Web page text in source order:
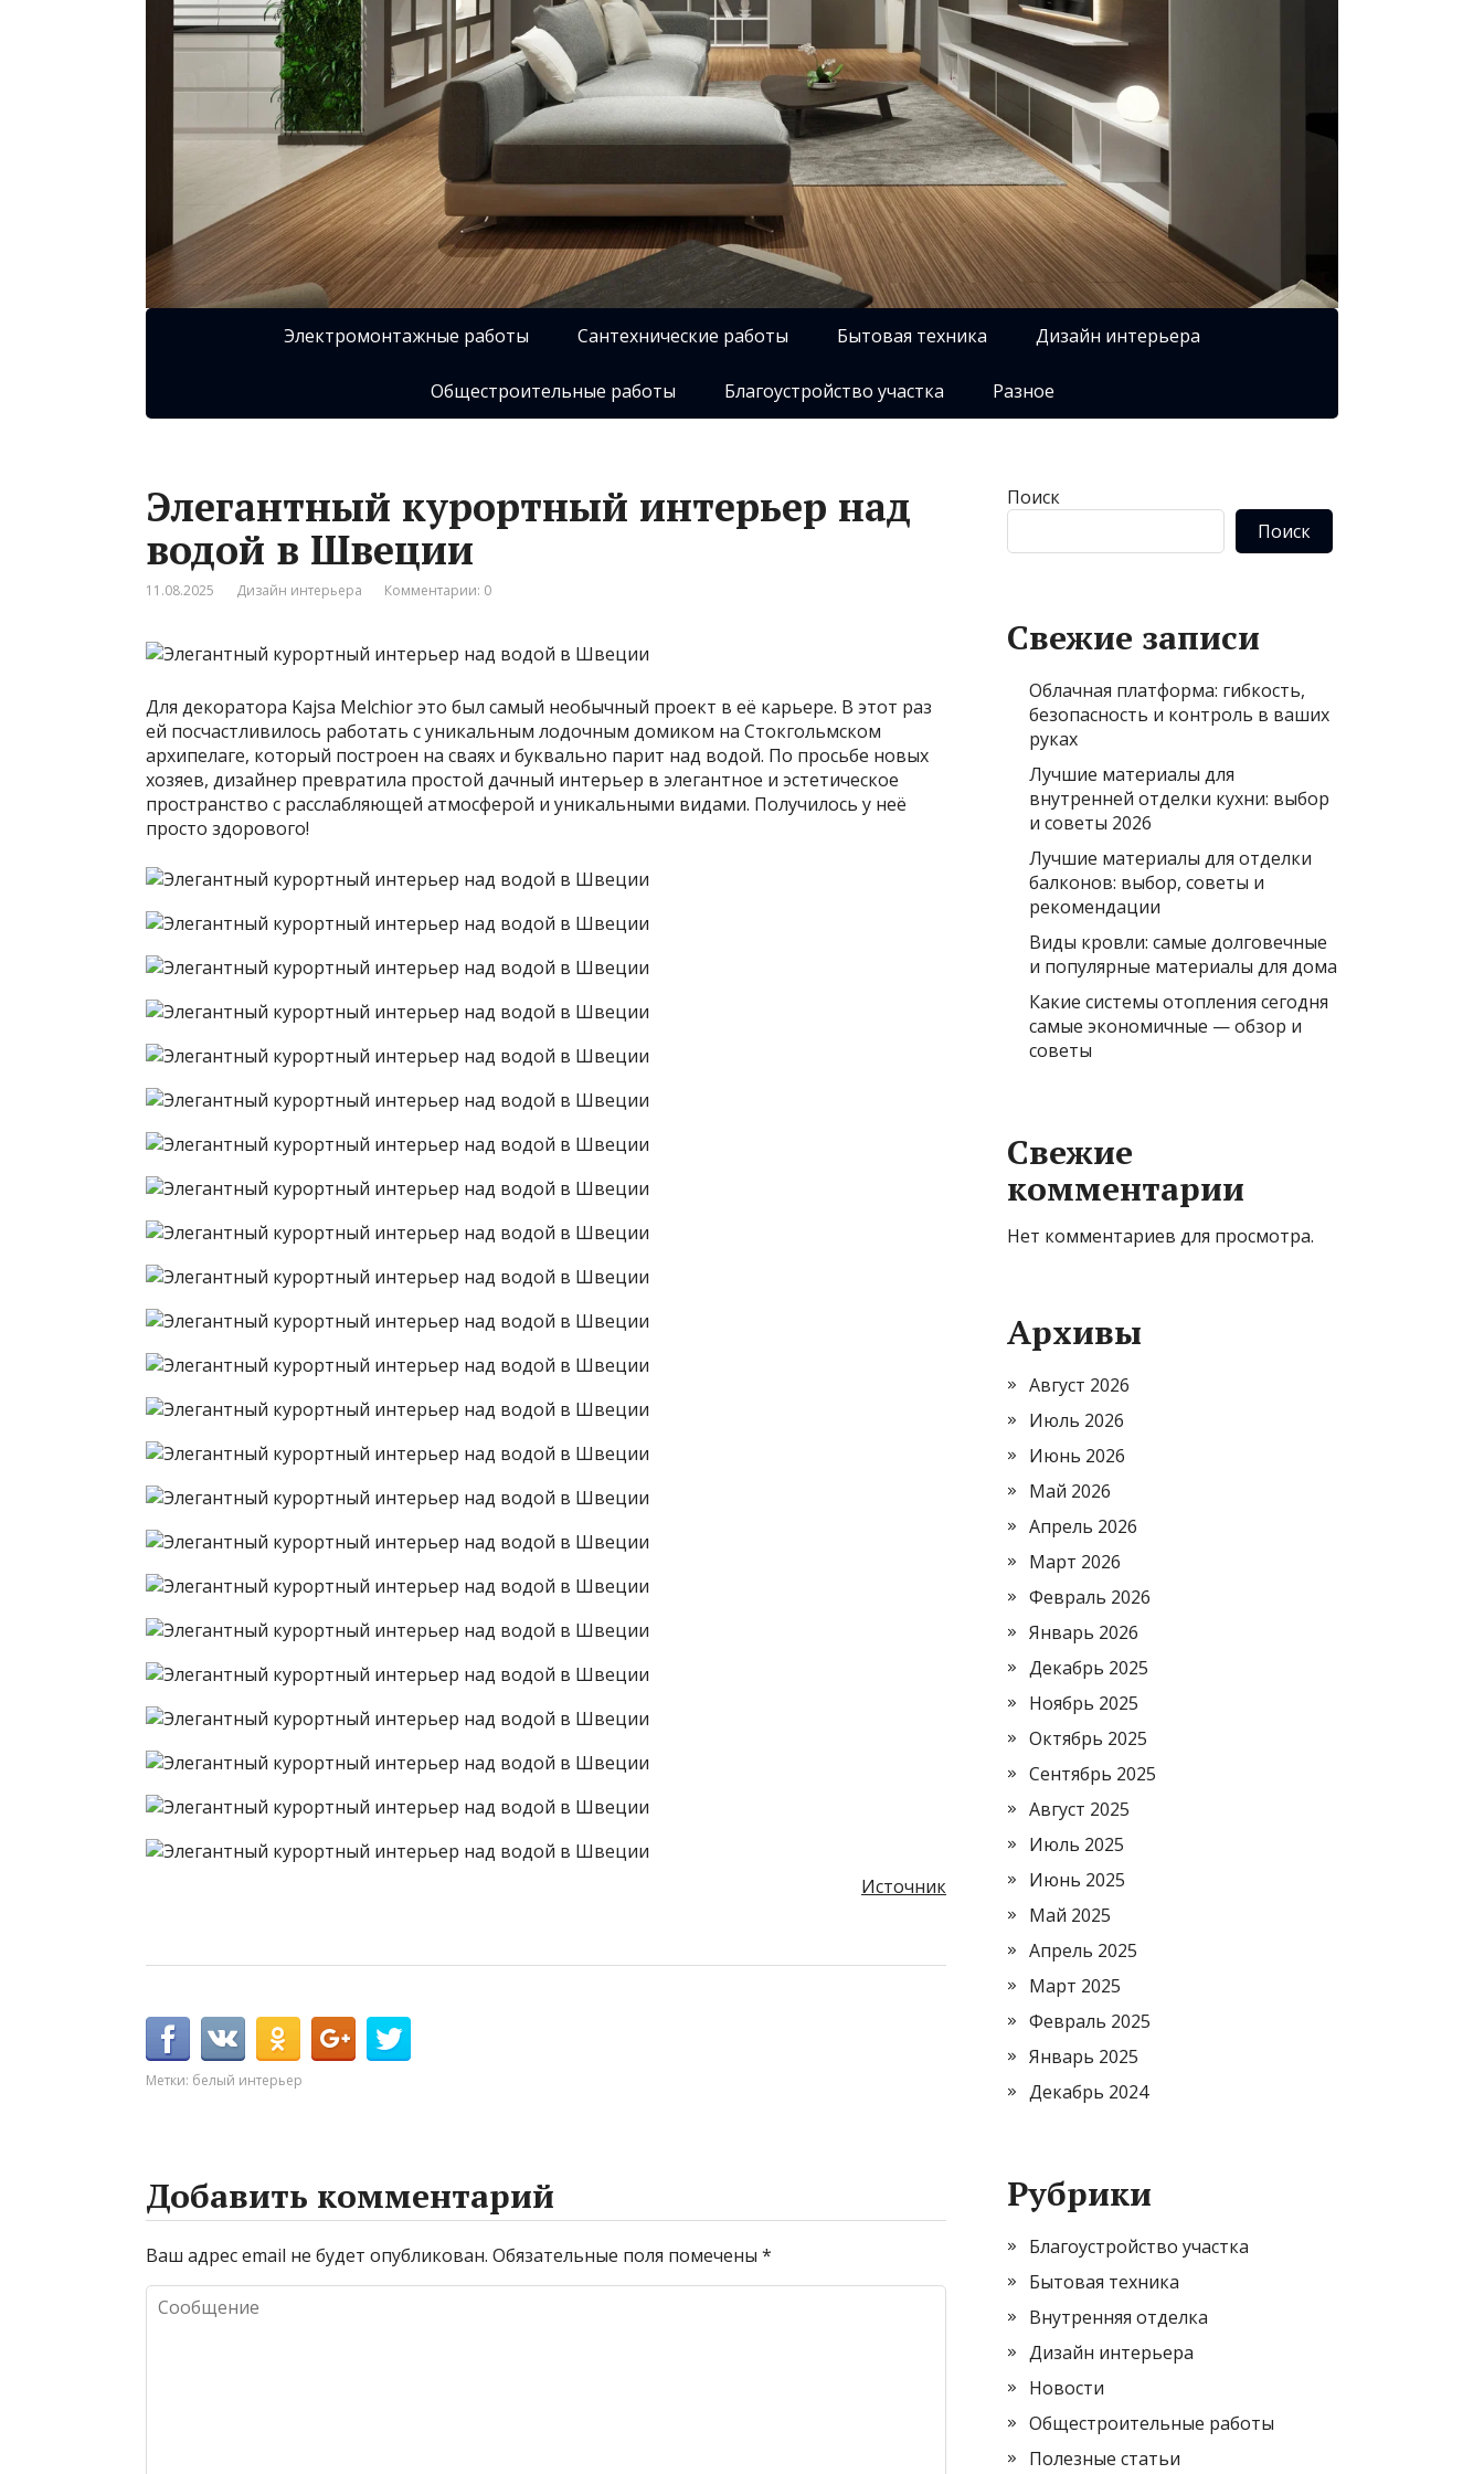
Электромонтажные работы Сантехнические работы Бытовая техника Дизайн интерьера
Общестроительные работы Благоустройство участка Разное
Элегантный курортный интерьер над
водой в Швеции
11.08.2025 Дизайн интерьера Комментарии: 0
Для декоратора Kajsa Melchior это был самый необычный проект в её карьере. В этот раз
ей посчастливилось работать с уникальным лодочным домиком на Стокгольмском
архипелаге, который построен на сваях и буквально парит над водой. По просьбе новых
хозяев, дизайнер превратила простой дачный интерьер в элегантное и эстетическое
пространство с расслабляющей атмосферой и уникальными видами. Получилось у неё
просто здорового!
Источник
Метки: белый интерьер
Добавить комментарий
Ваш адрес email не будет опубликован. Обязательные поля помечены *
Поиск
Поиск
Свежие записи
Облачная платформа: гибкость,
безопасность и контроль в ваших
руках
Лучшие материалы для
внутренней отделки кухни: выбор
и советы 2026
Лучшие материалы для отделки
балконов: выбор, советы и
рекомендации
Виды кровли: самые долговечные
и популярные материалы для дома
Какие системы отопления сегодня
самые экономичные — обзор и
советы
Свежие
комментарии
Нет комментариев для просмотра.
Архивы
Август 2026
Июль 2026
Июнь 2026
Май 2026
Апрель 2026
Март 2026
Февраль 2026
Январь 2026
Декабрь 2025
Ноябрь 2025
Октябрь 2025
Сентябрь 2025
Август 2025
Июль 2025
Июнь 2025
Май 2025
Апрель 2025
Март 2025
Февраль 2025
Январь 2025
Декабрь 2024
Рубрики
Благоустройство участка
Бытовая техника
Внутренняя отделка
Дизайн интерьера
Новости
Общестроительные работы
Полезные статьи